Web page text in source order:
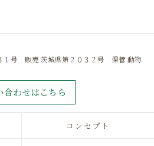
１号 販売 茨城県第２０３２号 保管 動物
合わせはこちら
コンセプト